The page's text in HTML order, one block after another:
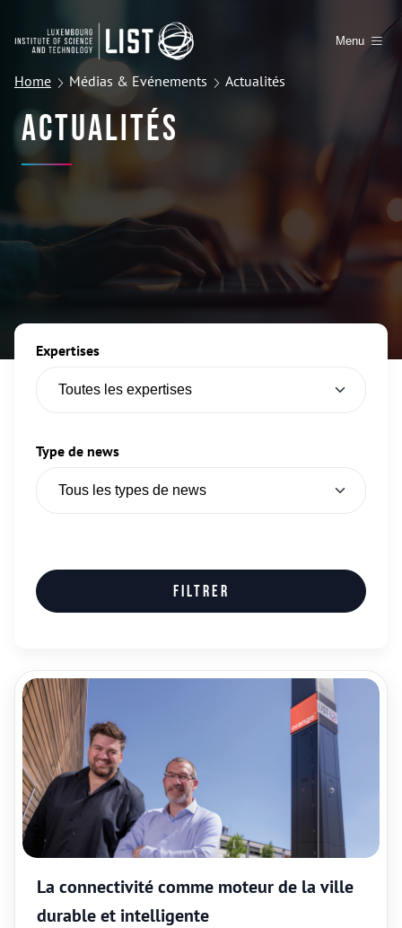
Menu
Home Médias & Evénements Actualités
Actualités
Expertises
Type de news
Filtrer
La connectivité comme moteur de la ville
durable et intelligente